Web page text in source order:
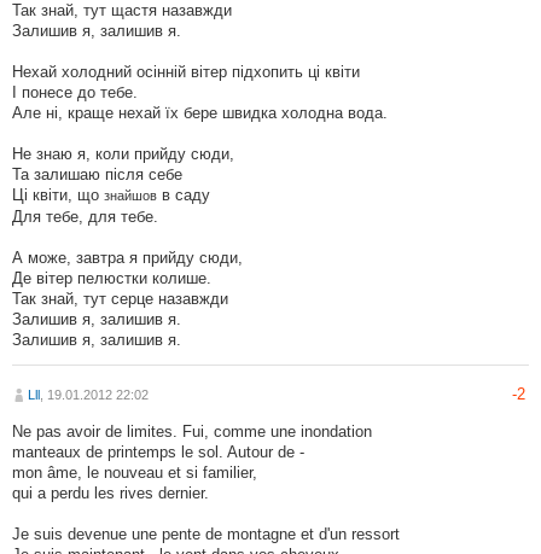
Так знай, тут щастя назавжди
Залишив я, залишив я.
Нехай холодний осінній вітер підхопить ці квіти
І понесе до тебе.
Але ні, краще нехай їх бере швидка холодна вода.
Не знаю я, коли прийду сюди,
Та залишаю після себе
Ці квіти, що знайшов в саду
Для тебе, для тебе.
А може, завтра я прийду сюди,
Де вітер пелюстки колише.
Так знай, тут серце назавжди
Залишив я, залишив я.
Залишив я, залишив я.
Lll , 19.01.2012 22:02 -2
Ne pas avoir de limites. Fui, comme une inondation
manteaux de printemps le sol. Autour de -
mon âme, le nouveau et si familier,
qui a perdu les rives dernier.
Je suis devenue une pente de montagne et d'un ressort